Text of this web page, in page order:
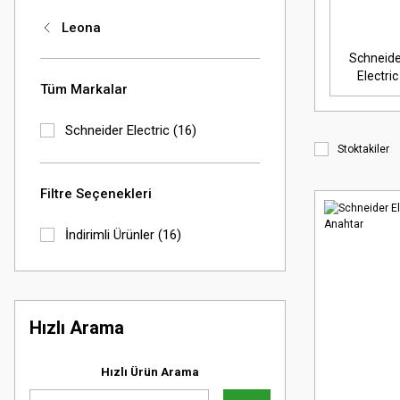
Leona
Tüm Markalar
Schneider Electric (16)
Filtre Seçenekleri
İndirimli Ürünler (16)
Hızlı Arama
Hızlı Ürün Arama
Electric
Stoktakiler